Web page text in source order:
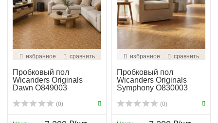
избранное сравнить
Пробковый пол
Wicanders Originals
Dawn O849003
(0)
избранное сравнить
Пробковый пол
Wicanders Originals
Symphony O830003
(0)